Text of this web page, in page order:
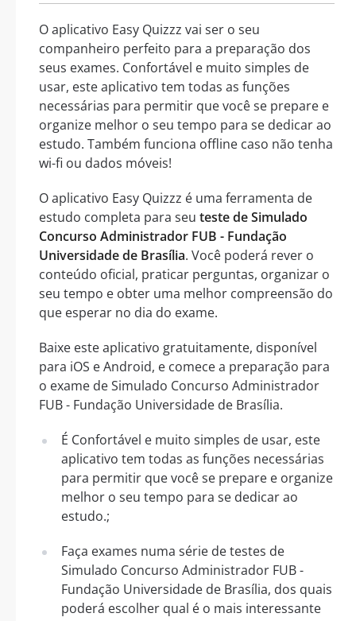
O aplicativo Easy Quizzz vai ser o seu
companheiro perfeito para a preparação dos
seus exames. Confortável e muito simples de
usar, este aplicativo tem todas as funções
necessárias para permitir que você se prepare e
organize melhor o seu tempo para se dedicar ao
estudo. Também funciona offline caso não tenha
wi-fi ou dados móveis!
O aplicativo Easy Quizzz é uma ferramenta de
estudo completa para seu teste de Simulado
Concurso Administrador FUB - Fundação
Universidade de Brasília. Você poderá rever o
conteúdo oficial, praticar perguntas, organizar o
seu tempo e obter uma melhor compreensão do
que esperar no dia do exame.
Baixe este aplicativo gratuitamente, disponível
para iOS e Android, e comece a preparação para
o exame de Simulado Concurso Administrador
FUB - Fundação Universidade de Brasília.
É Confortável e muito simples de usar, este
aplicativo tem todas as funções necessárias
para permitir que você se prepare e organize
melhor o seu tempo para se dedicar ao
estudo.;
Faça exames numa série de testes de
Simulado Concurso Administrador FUB -
Fundação Universidade de Brasília, dos quais
poderá escolher qual é o mais interessante